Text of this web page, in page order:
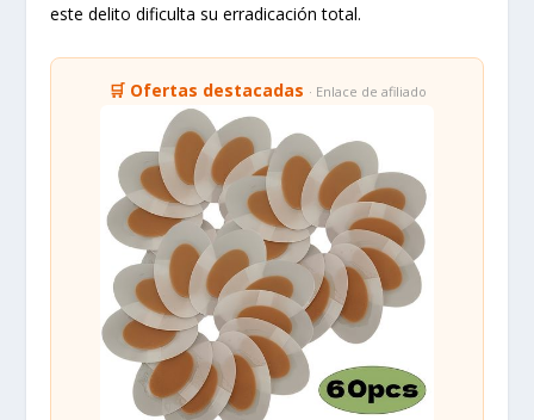
este delito dificulta su erradicación total.
🛒 Ofertas destacadas · Enlace de afiliado